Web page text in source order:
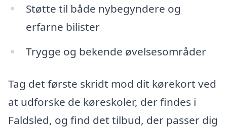
Støtte til både nybegyndere og
erfarne bilister
Trygge og bekende øvelsesområder
Tag det første skridt mod dit kørekort ved
at udforske de køreskoler, der findes i
Faldsled, og find det tilbud, der passer dig